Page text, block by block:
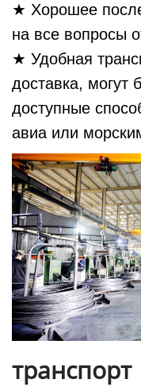
★ Хорошее
на все вопросы
★ Удобная
доставка, могут
доступные
авиа или
транспорт